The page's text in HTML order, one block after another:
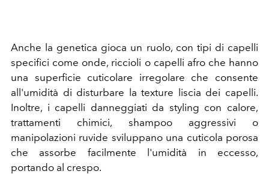
Anche la genetica gioca un ruolo, con tipi di capelli
specifici come onde, riccioli o capelli afro che hanno
una superficie cuticolare irregolare che consente
all'umidità di disturbare la texture liscia dei capelli.
Inoltre, i capelli danneggiati da styling con calore,
trattamenti chimici, shampoo aggressivi o
manipolazioni ruvide sviluppano una cuticola porosa
che assorbe facilmente l'umidità in eccesso,
portando al crespo.